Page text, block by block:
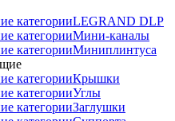
LEGRAND DLP
Мини-каналы
Миниплинтуса
Крышки
Углы
Заглушки